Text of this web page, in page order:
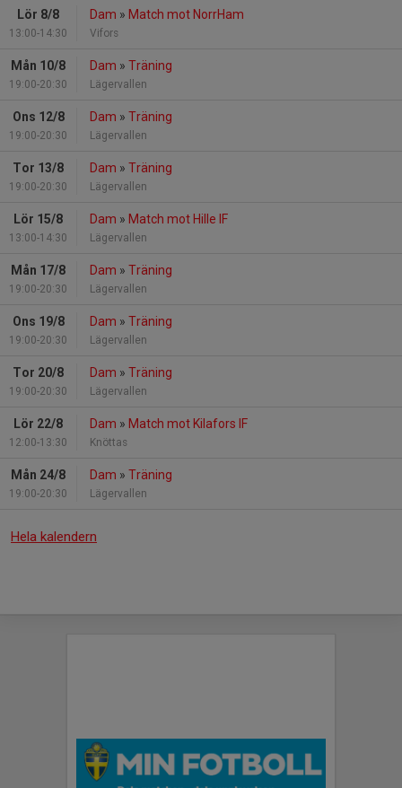
Lör 8/8
13:00-14:30
Dam » Match mot NorrHam
Vifors
Mån 10/8
19:00-20:30
Dam » Träning
Lägervallen
Ons 12/8
19:00-20:30
Dam » Träning
Lägervallen
Tor 13/8
19:00-20:30
Dam » Träning
Lägervallen
Lör 15/8
13:00-14:30
Dam » Match mot Hille IF
Lägervallen
Mån 17/8
19:00-20:30
Dam » Träning
Lägervallen
Ons 19/8
19:00-20:30
Dam » Träning
Lägervallen
Tor 20/8
19:00-20:30
Dam » Träning
Lägervallen
Lör 22/8
12:00-13:30
Dam » Match mot Kilafors IF
Knöttas
Mån 24/8
19:00-20:30
Dam » Träning
Lägervallen
Hela kalendern